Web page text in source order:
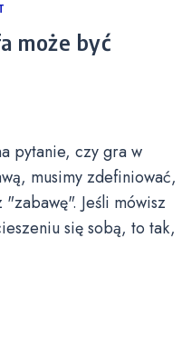
może być
pytanie, czy gra w
musimy zdefiniować,
Jeśli mówisz
się sobą, to tak,